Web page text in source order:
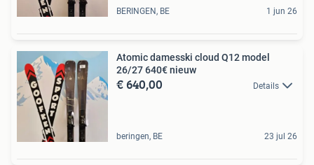
BERINGEN, BE 1 jun 26
Atomic damesski cloud Q12 model
26/27 640€ nieuw
€ 640,00 Details
beringen, BE 23 jul 26